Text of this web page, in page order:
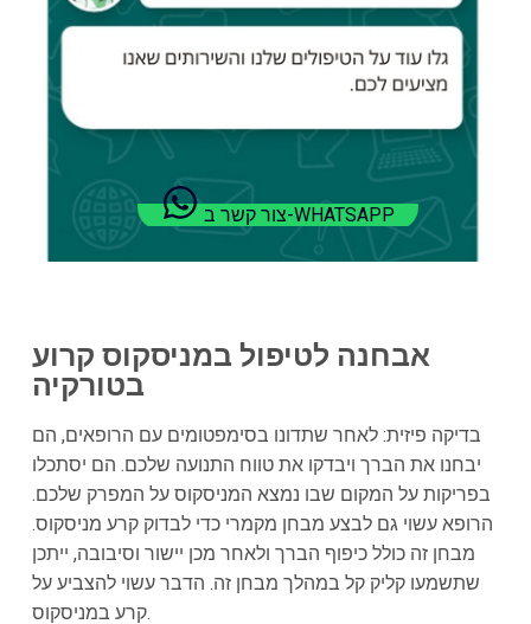
צור קשר ב-WHATSAPP
אבחנה לטיפול במניסקוס קרוע
בטורקיה
בדיקה פיזית: לאחר שתדונו בסימפטומים עם הרופאים, הם
יבחנו את הברך ויבדקו את טווח התנועה שלכם. הם יסתכלו
בפריקות על המקום שבו נמצא המניסקוס על המפרק שלכם.
הרופא עשוי גם לבצע מבחן מקמרי כדי לבדוק קרע מניסקוס.
מבחן זה כולל כיפוף הברך ולאחר מכן יישור וסיבובה, ייתכן
שתשמעו קליק קל במהלך מבחן זה. הדבר עשוי להצביע על
קרע במניסקוס.